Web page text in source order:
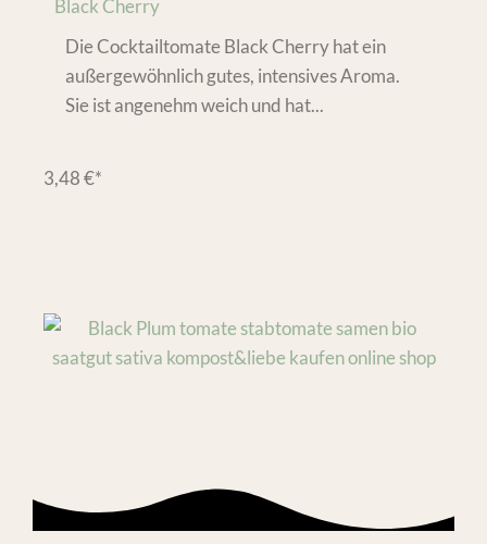
Black Cherry
Die Cocktailtomate Black Cherry hat ein
außergewöhnlich gutes, intensives Aroma.
Sie ist angenehm weich und hat...
3,48€*